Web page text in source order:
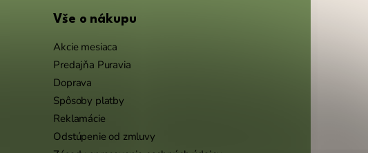
Vše o nákupu
Akcie mesiaca
Predajňa Puravia
Doprava
Spôsoby platby
Reklamácie
Odstúpenie od zmluvy